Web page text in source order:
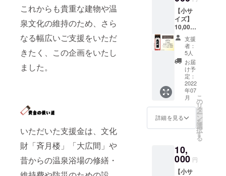
これからも貴重な建物や温
泉文化の維持のため、さら
なる幅広いご支援をいただ
きたく、この企画をいたし
ました。
いただいた支援金は、文化
財「斉月楼」「大広間」や
昔からの温泉浴場の修繕・
わかり
ません
ので、
知人の
方には
よそよ
そしい
御礼
メール
となっ
てしま
うかも
しれま
とご了
承くだ
欄にど
なたな
のかヒ
金具屋
の旅館
建築、
温泉建
築の維
持修繕
に使用
させて
いただ
きま
す。
『ご支
援御
礼』 九
代目か
用千社
札印刷
データ
参り。
金具屋
の玄関
にいる
牛をモ
チーフ
にした
公式デ
ザイン
『ご支
援御
礼』 オ
リジナ
ル名入
れ千社
間貼付
貼付場
所：金
具屋1階
【小サ
イズ】
10,000
円 千社
札【金
具屋レ
トロパ
ンフ】
小サイ
ズ貼付
貼付札
寸法：
約 幅
40mm
縦
110mm
金具屋
で昭和
11年に
発行さ
支援
者：
5人
お届
け予
定：
2022
年07
月
詳細を見る
こ
の
リ
タ
ー
ン
を
選
択
す
る
10,
000 円
【小サ